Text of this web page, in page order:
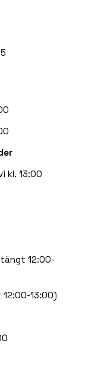
kl. 13:00
12:00-
13:00)